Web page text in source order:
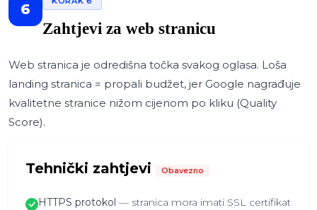
6
Zahtjevi za web stranicu
Web stranica je odredišna točka svakog oglasa. Loša
landing stranica = propali budžet, jer Google nagrađuje
kvalitetne stranice nižom cijenom po kliku (Quality
Score).
Tehnički zahtjevi Obavezno
HTTPS protokol — stranica mora imati SSL certifikat